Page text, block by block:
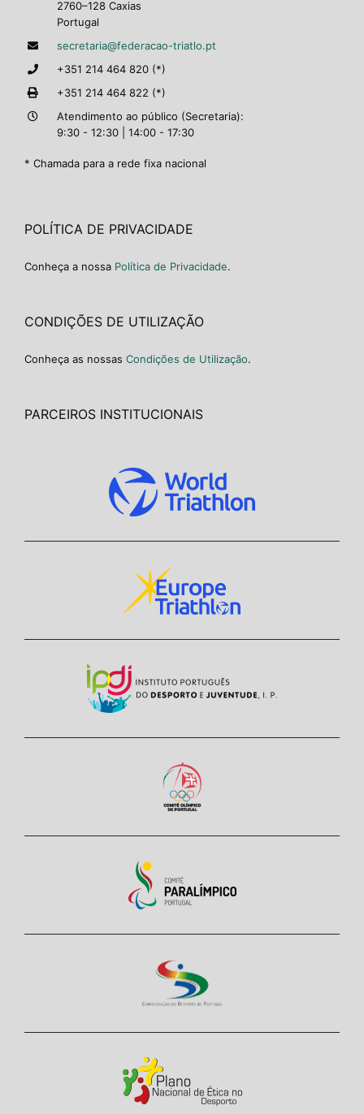
2760–128 Caxias
Portugal
secretaria@federacao-triatlo.pt
+351 214 464 820 (*)
+351 214 464 822 (*)
Atendimento ao público (Secretaria):
9:30 - 12:30 | 14:00 - 17:30
* Chamada para a rede fixa nacional
POLÍTICA DE PRIVACIDADE
Conheça a nossa Política de Privacidade.
CONDIÇÕES DE UTILIZAÇÃO
Conheça as nossas Condições de Utilização.
PARCEIROS INSTITUCIONAIS